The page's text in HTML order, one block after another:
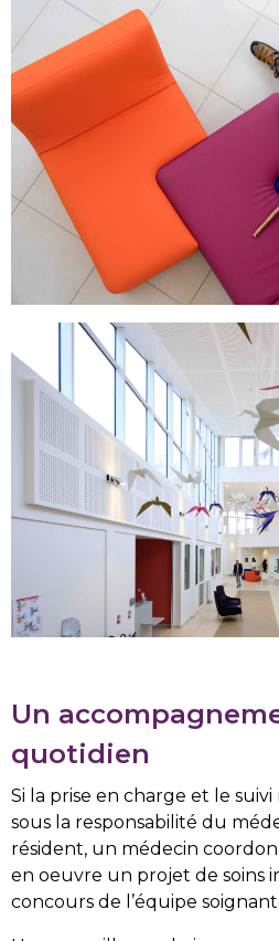
Un
quotidien
Si la prise en charge et le
sous la responsabilité du
résident, un médecin
en oeuvre un projet de soins
concours de l’équipe